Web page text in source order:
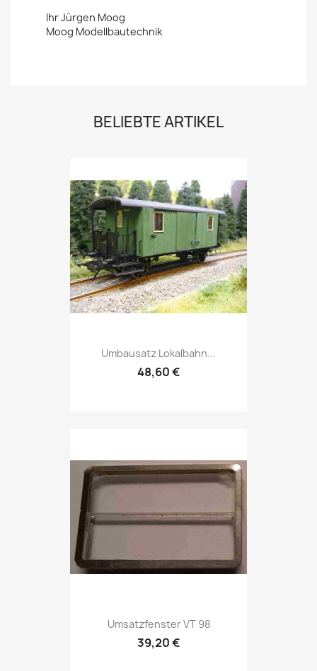
Ihr Jürgen Moog
Moog Modellbautechnik
BELIEBTE ARTIKEL
Umbausatz Lokalbahn...
48,60 €
Umsatzfenster VT 98
39,20 €